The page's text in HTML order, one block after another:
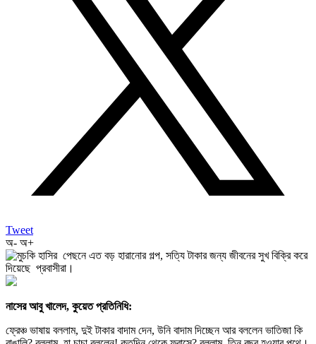
Tweet
অ- অ+
নাসের আবু খালেদ, কুয়েত প্রতিনিধি:
ফ্রেঞ্চ ভাষায় বললাম, দুই টাকার বাদাম দেন, উনি বাদাম দিচ্ছেন আর বললেন ভাতিজা কি